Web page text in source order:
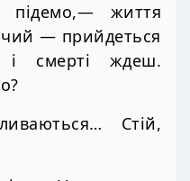
життя
— прийдеться
і смерті ждеш.
Стій,